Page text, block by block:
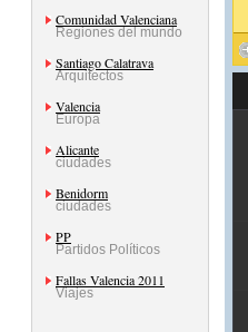
Comunidad Valenciana
Regiones del mundo
Santiago Calatrava
Arquitectos
Valencia
Europa
Alicante
ciudades
Benidorm
ciudades
PP
Partidos Políticos
Fallas Valencia 2011
Viajes